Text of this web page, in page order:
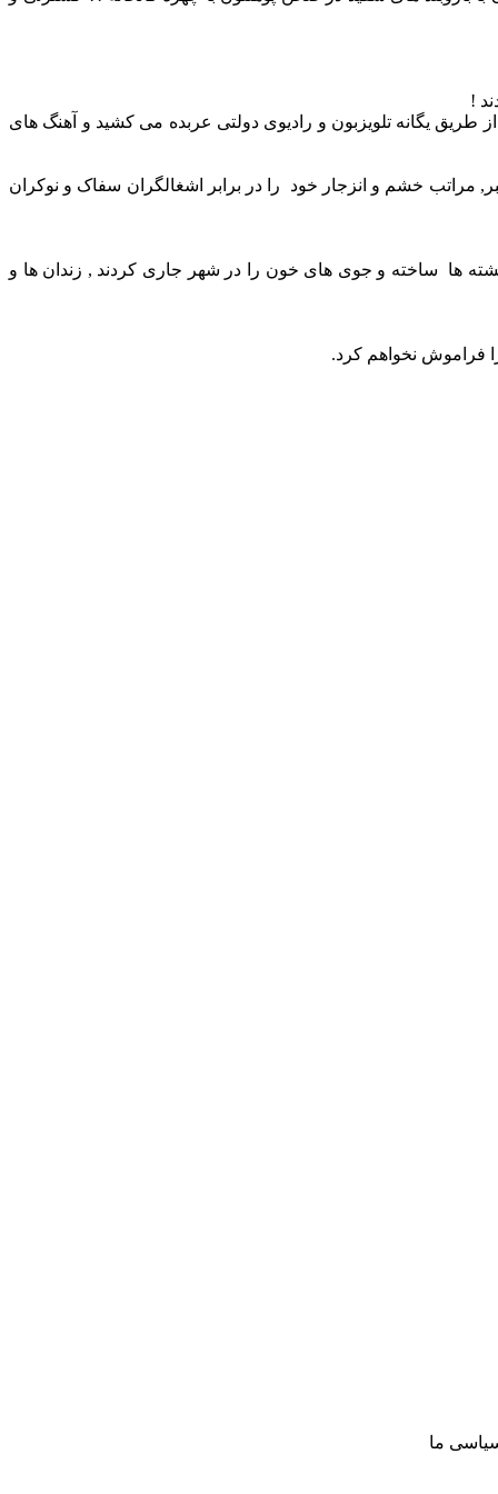
!
یگانه تلویزبون و رادیوی دولتی عربده می کشید و آهنگ های
و با سر دادن نعره های الله اکبر, مراتب خشم و انزجار خود را در برابر اشغالگران سفاک و نوکران
ها ساخته و جوی های خون را در شهر جاری کردند , زندان ها و
فراموش نخواهم کرد.
ما